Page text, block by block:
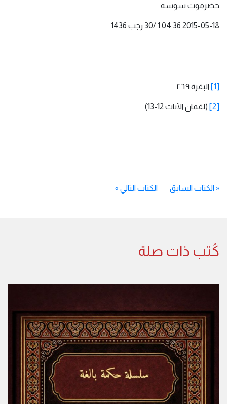
حضرموت سوسة
[1] البقرة ٢٦٩
[2] (لقمان الآيات 12-13)
«الكتاب السابق الكتاب التالي »
كُتب ذات صلة